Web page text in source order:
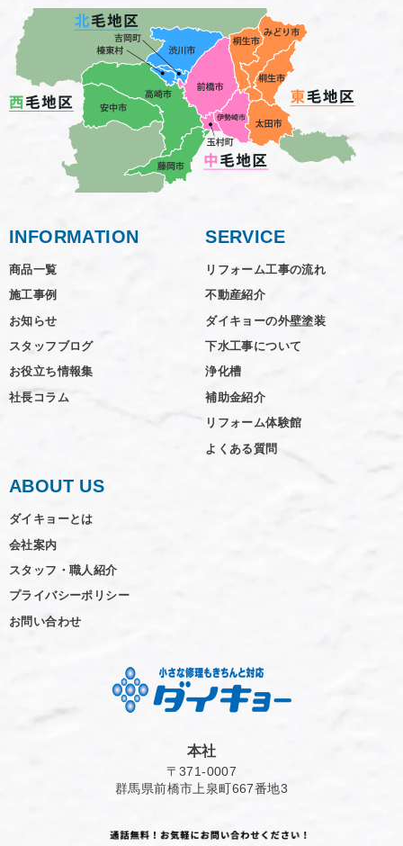
INFORMATION
商品一覧
施工事例
お知らせ
スタッフブログ
お役立ち情報集
社長コラム
SERVICE
リフォーム工事の流れ
不動産紹介
ダイキョーの外壁塗装
下水工事について
浄化槽
補助金紹介
リフォーム体験館
よくある質問
ABOUT US
ダイキョーとは
会社案内
スタッフ・職人紹介
プライバシーポリシー
お問い合わせ
本社
〒371-0007
群馬県前橋市上泉町667番地3